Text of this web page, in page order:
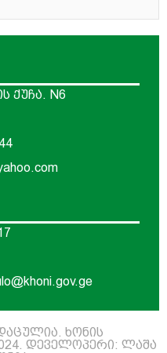
ქუჩა. N6
ხონის
დეველოპერი: ლაშა